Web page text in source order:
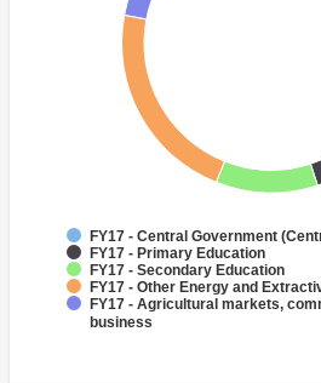
FY17 - Central Government
FY17 - Primary Education
FY17 - Secondary Education
FY17 - Other Energy and
FY17 - Agricultural markets,
business